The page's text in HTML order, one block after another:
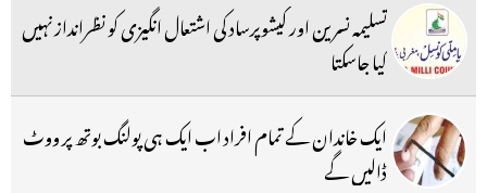
تسلیمہ نسرین اور کیشوپرساد کی اشتعال انگیزی کو نظرانداز نہیں
کیا جاسکتا
ایک خاندان کے تمام افراد اب ایک ہی پولنگ بوتھ پر ووٹ
ڈالیں گے